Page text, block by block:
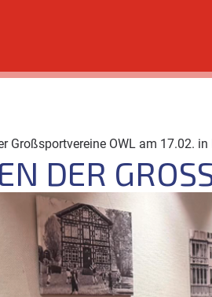
Großsportvereine OWL am 17.02. in
DER